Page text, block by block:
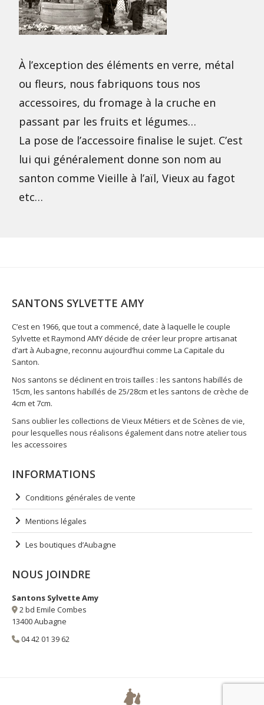
À l’exception des éléments en verre, métal
ou fleurs, nous fabriquons tous nos
accessoires, du fromage à la cruche en
passant par les fruits et légumes…
La pose de l’accessoire finalise le sujet. C’est
lui qui généralement donne son nom au
santon comme Vieille à l’aïl, Vieux au fagot
etc…
SANTONS SYLVETTE AMY
C’est en 1966, que tout a commencé, date à laquelle le couple
Sylvette et Raymond AMY décide de créer leur propre artisanat
d’art à Aubagne, reconnu aujourd’hui comme La Capitale du
Santon.
Nos santons se déclinent en trois tailles : les santons habillés de
15cm, les santons habillés de 25/28cm et les santons de crèche de
4cm et 7cm.
Sans oublier les collections de Vieux Métiers et de Scènes de vie,
pour lesquelles nous réalisons également dans notre atelier tous
les accessoires
INFORMATIONS
Conditions générales de vente
Mentions légales
Les boutiques d’Aubagne
NOUS JOINDRE
Santons Sylvette Amy
2 bd Emile Combes
13400 Aubagne
04 42 01 39 62